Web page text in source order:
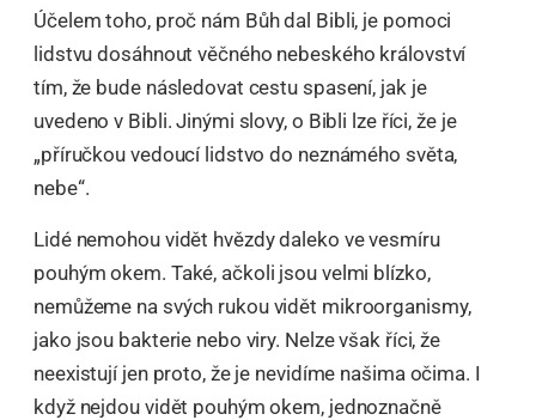
Účelem toho, proč nám Bůh dal Bibli, je pomoci
lidstvu dosáhnout věčného nebeského království
tím, že bude následovat cestu spasení, jak je
uvedeno v Bibli. Jinými slovy, o Bibli lze říci, že je
„příručkou vedoucí lidstvo do neznámého světa,
nebe“.
Lidé nemohou vidět hvězdy daleko ve vesmíru
pouhým okem. Také, ačkoli jsou velmi blízko,
nemůžeme na svých rukou vidět mikroorganismy,
jako jsou bakterie nebo viry. Nelze však říci, že
neexistují jen proto, že je nevidíme našima očima. I
když nejdou vidět pouhým okem, jednoznačně